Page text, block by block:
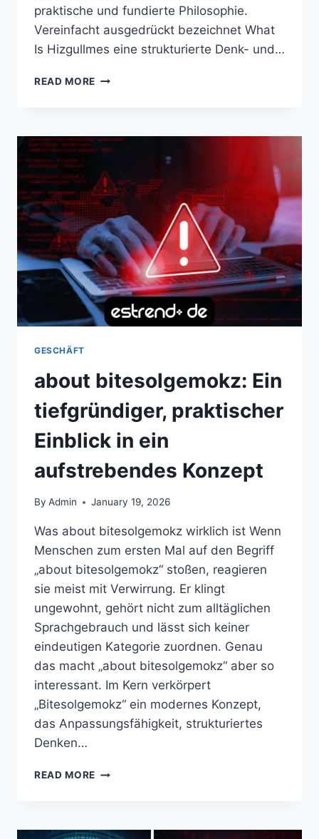
praktische und fundierte Philosophie.
Vereinfacht ausgedrückt bezeichnet What
Is Hizgullmes eine strukturierte Denk- und…
READ MORE WHAT
GENAUER
BLICK
AUF
EIN
KONZEPT,
VON
DEM
SIE
IMMER
ÖFTER
HÖREN.
GESCHÄFT
about bitesolgemokz: Ein
tiefgründiger, praktischer
Einblick in ein
aufstrebendes Konzept
By Admin January 19, 2026
Was about bitesolgemokz wirklich ist Wenn
Menschen zum ersten Mal auf den Begriff
„about bitesolgemokz“ stoßen, reagieren
sie meist mit Verwirrung. Er klingt
ungewohnt, gehört nicht zum alltäglichen
Sprachgebrauch und lässt sich keiner
eindeutigen Kategorie zuordnen. Genau
das macht „about bitesolgemokz“ aber so
interessant. Im Kern verkörpert
„Bitesolgemokz“ ein modernes Konzept,
das Anpassungsfähigkeit, strukturiertes
Denken…
READ MORE ABOUT
PRAKTISCHER